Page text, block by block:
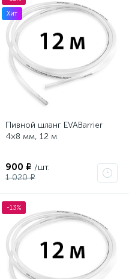
Хит
Пивной шланг EVABarrier
4×8 мм, 12 м
900 ₽ /шт.
1 020 ₽
-13%